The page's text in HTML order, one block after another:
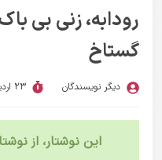
رودابه، زنی بی
گستاخ
دیگر نویسندگان 23 اردیبهشت 1405
این نوشتار، از